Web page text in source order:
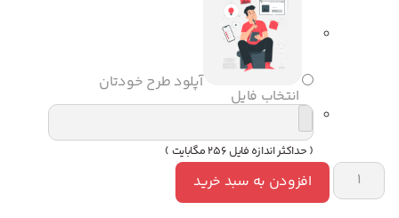
آپلود طرح خودتان
انتخاب فایل
( حداکثر اندازه فایل 256 مگابایت )
افزودن به سبد خرید